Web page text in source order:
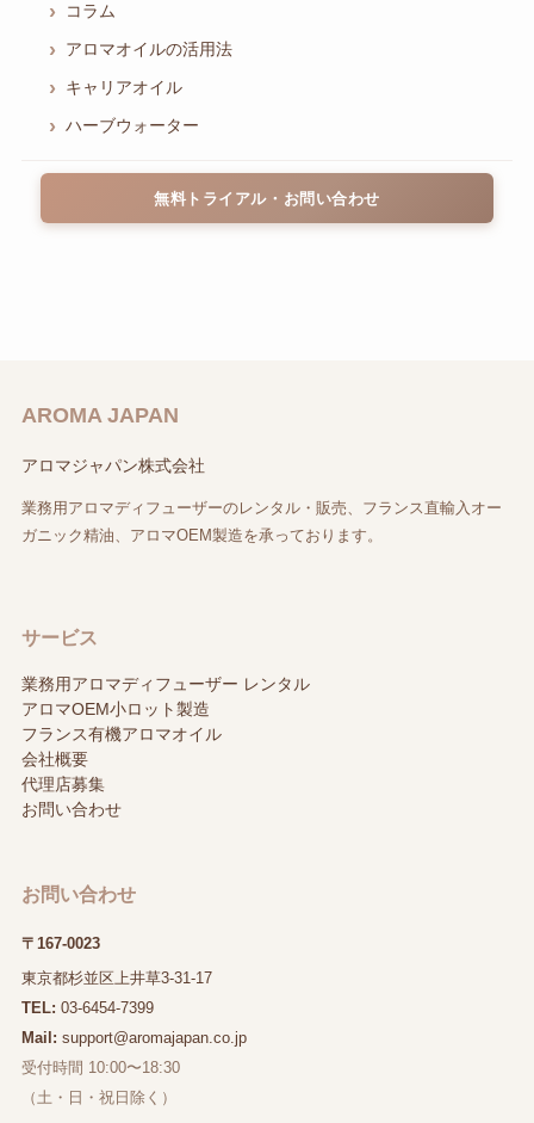
コラム
アロマオイルの活用法
キャリアオイル
ハーブウォーター
無料トライアル・お問い合わせ
AROMA JAPAN
アロマジャパン株式会社
業務用アロマディフューザーのレンタル・販売、フランス直輸入オー
ガニック精油、アロマOEM製造を承っております。
サービス
業務用アロマディフューザー レンタル
アロマOEM小ロット製造
フランス有機アロマオイル
会社概要
代理店募集
お問い合わせ
お問い合わせ
〒167-0023
東京都杉並区上井草3-31-17
TEL: 03-6454-7399
Mail: support@aromajapan.co.jp
受付時間 10:00〜18:30
（土・日・祝日除く）